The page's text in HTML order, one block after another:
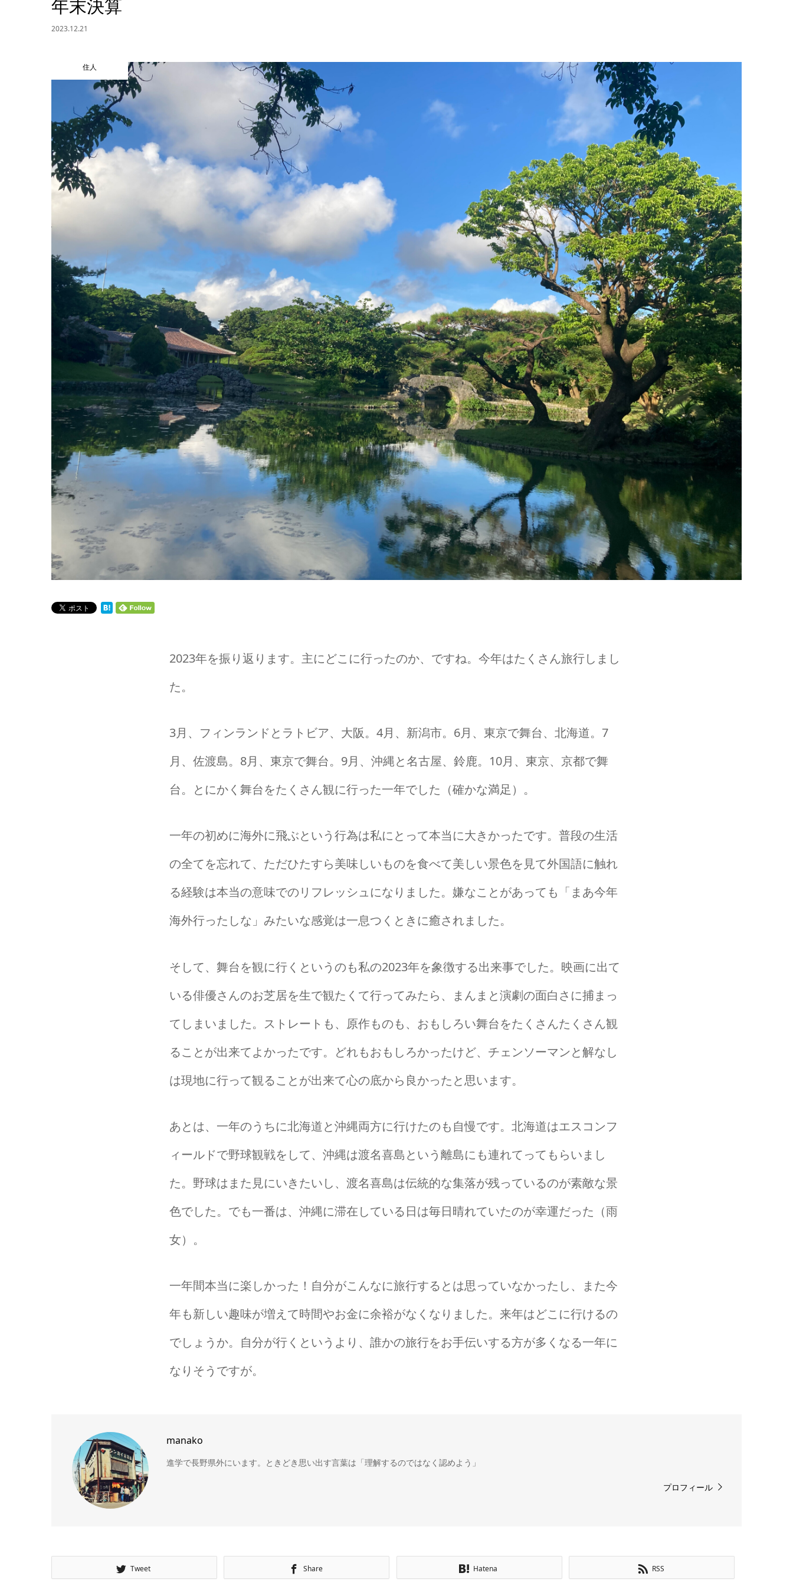
年末決算
2023.12.21
住人
2023年を振り返ります。主にどこに行ったのか、ですね。今年はたくさん旅行しまし
た。
3月、フィンランドとラトビア、大阪。4月、新潟市。6月、東京で舞台、北海道。7
月、佐渡島。8月、東京で舞台。9月、沖縄と名古屋、鈴鹿。10月、東京、京都で舞
台。とにかく舞台をたくさん観に行った一年でした（確かな満足）。
一年の初めに海外に飛ぶという行為は私にとって本当に大きかったです。普段の生活
の全てを忘れて、ただひたすら美味しいものを食べて美しい景色を見て外国語に触れ
る経験は本当の意味でのリフレッシュになりました。嫌なことがあっても「まあ今年
海外行ったしな」みたいな感覚は一息つくときに癒されました。
そして、舞台を観に行くというのも私の2023年を象徴する出来事でした。映画に出て
いる俳優さんのお芝居を生で観たくて行ってみたら、まんまと演劇の面白さに捕まっ
てしまいました。ストレートも、原作ものも、おもしろい舞台をたくさんたくさん観
ることが出来てよかったです。どれもおもしろかったけど、チェンソーマンと解なし
は現地に行って観ることが出来て心の底から良かったと思います。
あとは、一年のうちに北海道と沖縄両方に行けたのも自慢です。北海道はエスコンフ
ィールドで野球観戦をして、沖縄は渡名喜島という離島にも連れてってもらいまし
た。野球はまた見にいきたいし、渡名喜島は伝統的な集落が残っているのが素敵な景
色でした。でも一番は、沖縄に滞在している日は毎日晴れていたのが幸運だった（雨
女）。
一年間本当に楽しかった！自分がこんなに旅行するとは思っていなかったし、また今
年も新しい趣味が増えて時間やお金に余裕がなくなりました。来年はどこに行けるの
でしょうか。自分が行くというより、誰かの旅行をお手伝いする方が多くなる一年に
なりそうですが。
manako
進学で長野県外にいます。ときどき思い出す言葉は「理解するのではなく認めよう」
プロフィール
Tweet Share Hatena RSS